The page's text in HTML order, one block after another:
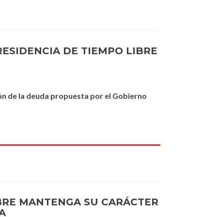
DE TIEMPO LIBRE
de la deuda propuesta por el Gobierno
MANTENGA SU CARÁCTER